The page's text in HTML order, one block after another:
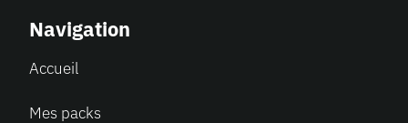
Navigation
Accueil
Mes packs